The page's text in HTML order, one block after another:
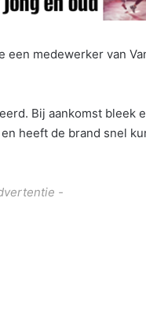
medewerker van
Bij aankomst bleek
heeft de brand snel
-